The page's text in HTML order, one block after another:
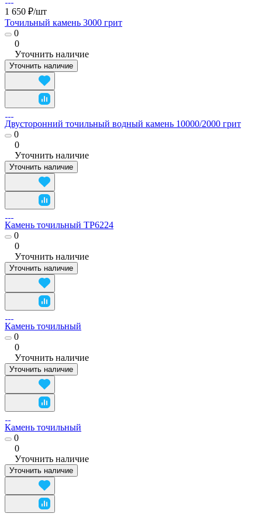
1 650 ₽/шт
Точильный камень 3000 грит
0
0
Уточнить наличие
Уточнить наличие
Двусторонний точильный водный камень 10000/2000 грит
0
0
Уточнить наличие
Уточнить наличие
Камень точильный TP6224
0
0
Уточнить наличие
Уточнить наличие
Камень точильный
0
0
Уточнить наличие
Уточнить наличие
Камень точильный
0
0
Уточнить наличие
Уточнить наличие